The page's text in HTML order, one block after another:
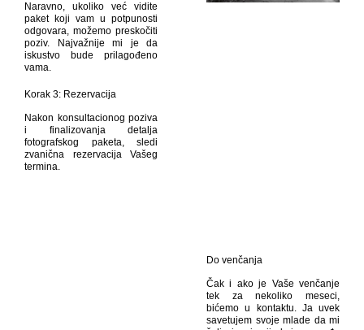
Naravno, ukoliko već vidite
paket koji vam u potpunosti
odgovara, možemo preskočiti
poziv. Najvažnije mi je da
iskustvo bude prilagođeno
vama.
Korak 3: Rezervacija
Nakon konsultacionog poziva
i finalizovanja detalja
fotografskog paketa, sledi
zvanična rezervacija Vašeg
termina.
Do venčanja
Čak i ako je Vaše venčanje
tek za nekoliko meseci,
bićemo u kontaktu. Ja uvek
savetujem svoje mlade da mi